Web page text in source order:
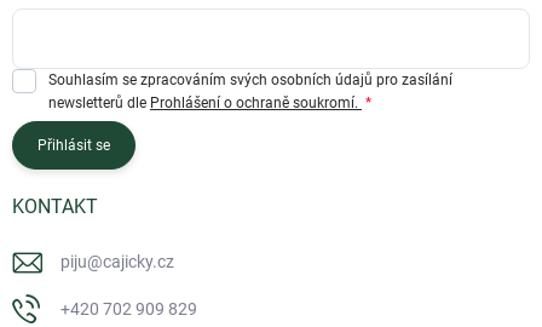
Souhlasím se zpracováním svých osobních údajů pro zasílání
newsletterů dle Prohlášení o ochraně soukromí.
Přihlásit se
KONTAKT
piju@cajicky.cz
+420 702 909 829